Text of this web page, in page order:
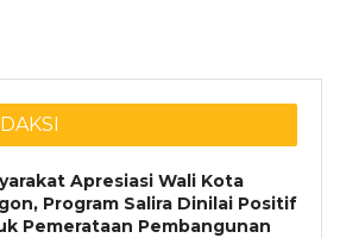
Apresiasi Wali Kota
Program Salira Dinilai Positif
Pemerataan Pembangunan